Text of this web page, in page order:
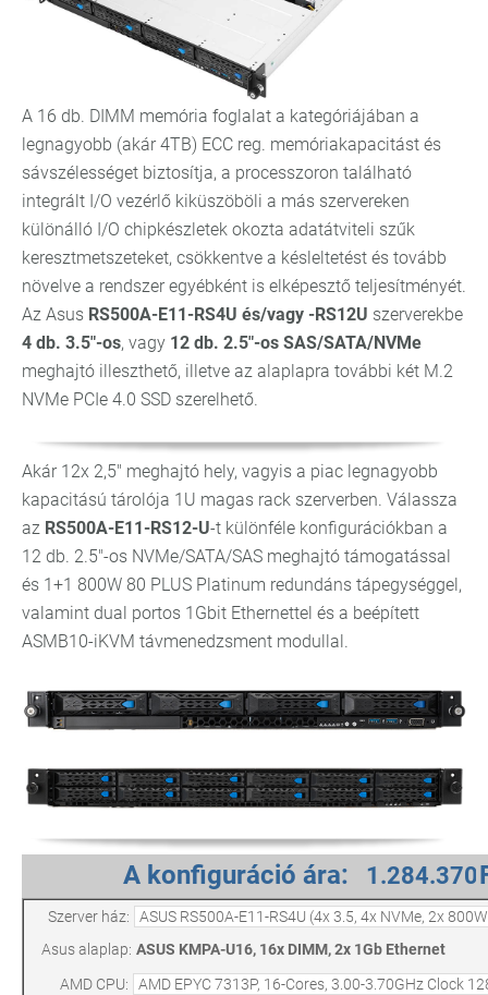
A 16 db. DIMM memória foglalat a kategóriájában a
legnagyobb (akár 4TB) ECC reg. memóriakapacitást és
sávszélességet biztosítja, a processzoron található
integrált I/O vezérlő kiküszöböli a más szervereken
különálló I/O chipkészletek okozta adatátviteli szűk
keresztmetszeteket, csökkentve a késleltetést és tovább
növelve a rendszer egyébként is elképesztő teljesítményét.
Az Asus RS500A-E11-RS4U és/vagy -RS12U szerverekbe
4 db. 3.5"-os, vagy 12 db. 2.5"-os SAS/SATA/NVMe
meghajtó illeszthető, illetve az alaplapra további két M.2
NVMe PCIe 4.0 SSD szerelhető.
Akár 12x 2,5" meghajtó hely, vagyis a piac legnagyobb
kapacitású tárolója 1U magas rack szerverben. Válassza
az RS500A-E11-RS12-U-t különféle konfigurációkban a
12 db. 2.5"-os NVMe/SATA/SAS meghajtó támogatással
és 1+1 800W 80 PLUS Platinum redundáns tápegységgel,
valamint dual portos 1Gbit Ethernettel és a beépített
ASMB10-iKVM távmenedzsment modullal.
A konfiguráció ára:
Szerver ház:
Asus alaplap: ASUS KMPA-U16, 16x DIMM, 2x 1Gb Ethernet
AMD CPU: